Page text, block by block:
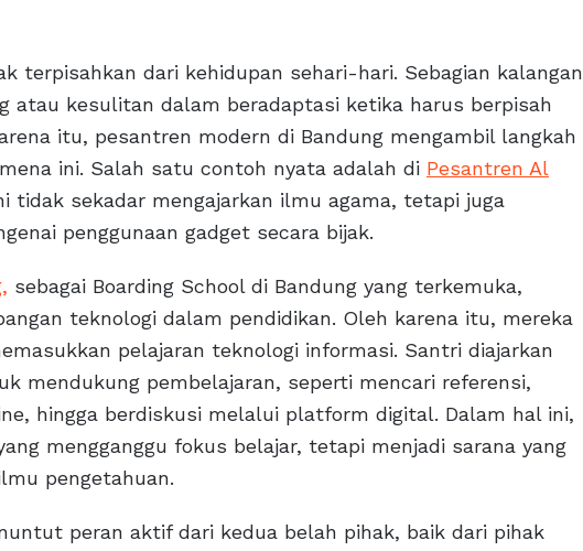
terpisahkan dari kehidupan sehari-hari. Sebagian kalangan
atau kesulitan dalam beradaptasi ketika harus berpisah
itu, pesantren modern di Bandung mengambil langkah
ini. Salah satu contoh nyata adalah di Pesantren Al
tidak sekadar mengajarkan ilmu agama, tetapi juga
penggunaan gadget secara bijak.
sebagai Boarding School di Bandung yang terkemuka,
teknologi dalam pendidikan. Oleh karena itu, mereka
pelajaran teknologi informasi. Santri diajarkan
mendukung pembelajaran, seperti mencari referensi,
hingga berdiskusi melalui platform digital. Dalam hal ini,
mengganggu fokus belajar, tetapi menjadi sarana yang
pengetahuan.
peran aktif dari kedua belah pihak, baik dari pihak